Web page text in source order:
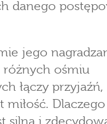
danego
jego
różnych ośmiu
łączy przyjaźń,
Dlaczego
silną i